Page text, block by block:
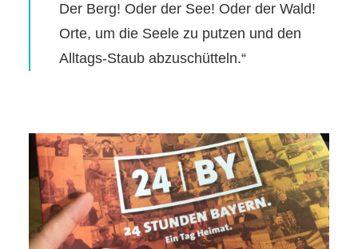
Der Berg! Oder der See! Oder der Wald!
Orte, um die Seele zu putzen und den
Alltags-Staub abzuschütteln.“